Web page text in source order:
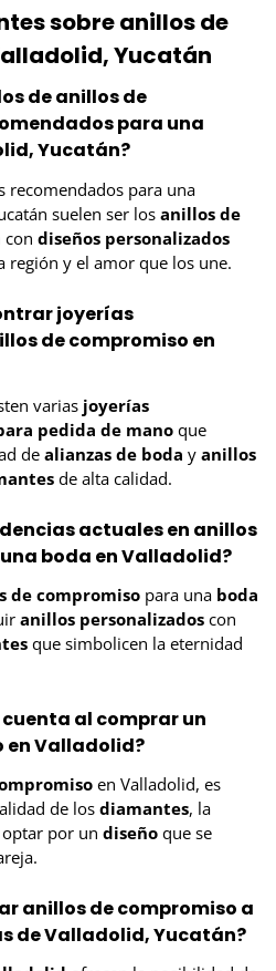
sobre anillos de
Yucatán
de anillos de
para una
Yucatán?
recomendados para una
suelen ser los anillos de
con diseños personalizados
región y el amor que los une.
joyerías
de compromiso en
varias joyerías
pedida de mano que
de alianzas de boda y anillos
de alta calidad.
actuales en anillos
boda en Valladolid?
de compromiso para una boda
anillos personalizados con
que simbolicen la eternidad
cuenta al comprar un
en Valladolid?
en Valladolid, es
de los diamantes, la
por un diseño que se
anillos de compromiso a
de Valladolid, Yucatán?